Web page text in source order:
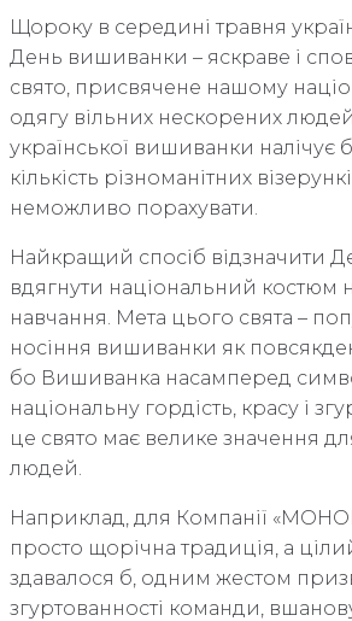
Щороку в середині травня
День вишиванки – яскраве і
свято, присвячене нашому
одягу вільних нескорених людей.
української вишиванки налічує
кількість різноманітних
неможливо порахувати.
Найкращий спосіб відзначити
вдягнути національний костюм
навчання. Мета цього свята –
носіння вишиванки як
бо Вишиванка насамперед
національну гордість, красу і
це свято має велике значення
людей.
Наприклад, для Компанії
просто щорічна традиція, а
здавалося б, одним жестом
згуртованності команди,